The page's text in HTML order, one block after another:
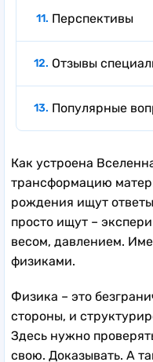
Перспективы
Отзывы
Популярные
Как устроена
трансформацию
рождения ищут
просто ищут –
весом, давлением.
физиками.
Физика – это
стороны, и
Здесь нужно
свою. Доказывать. А